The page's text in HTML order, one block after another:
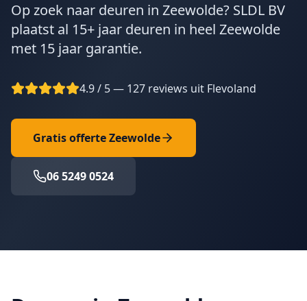
Op zoek naar deuren in Zeewolde? SLDL BV
plaatst al 15+ jaar deuren in heel Zeewolde
met 15 jaar garantie.
4.9 / 5 — 127 reviews uit Flevoland
Gratis offerteZeewolde
06 5249 0524